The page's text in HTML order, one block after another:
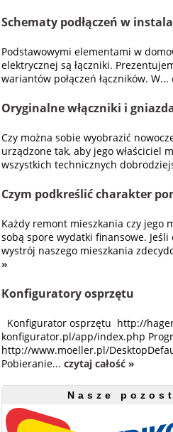
Schematy podłączeń w
Podstawowymi elementami w
elektrycznej są łączniki.
wariantów połączeń łączników. W...
Oryginalne włączniki i
Czy można sobie wyobrazić
urządzone tak, aby jego właściciel
wszystkich technicznych
Czym podkreślić charakter
Każdy remont mieszkania czy jego
sobą spore wydatki finansowe. Jeśli
wystrój naszego mieszkania
»
Konfiguratory osprzętu
Konfigurator osprzętu http://
konfigurator.pl/app/index.php
http://www.moeller.pl/
Pobieranie...czytaj całość »
Nasze